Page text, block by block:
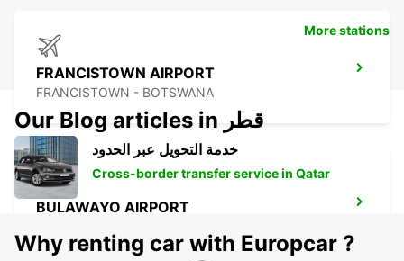
FRANCISTOWN AIRPORT
FRANCISTOWN - BOTSWANA
BULAWAYO AIRPORT
More stations
Our Blog articles in قطر
خدمة التحويل عبر الحدود
Cross-border transfer service in Qatar
Why renting car with Europcar ?